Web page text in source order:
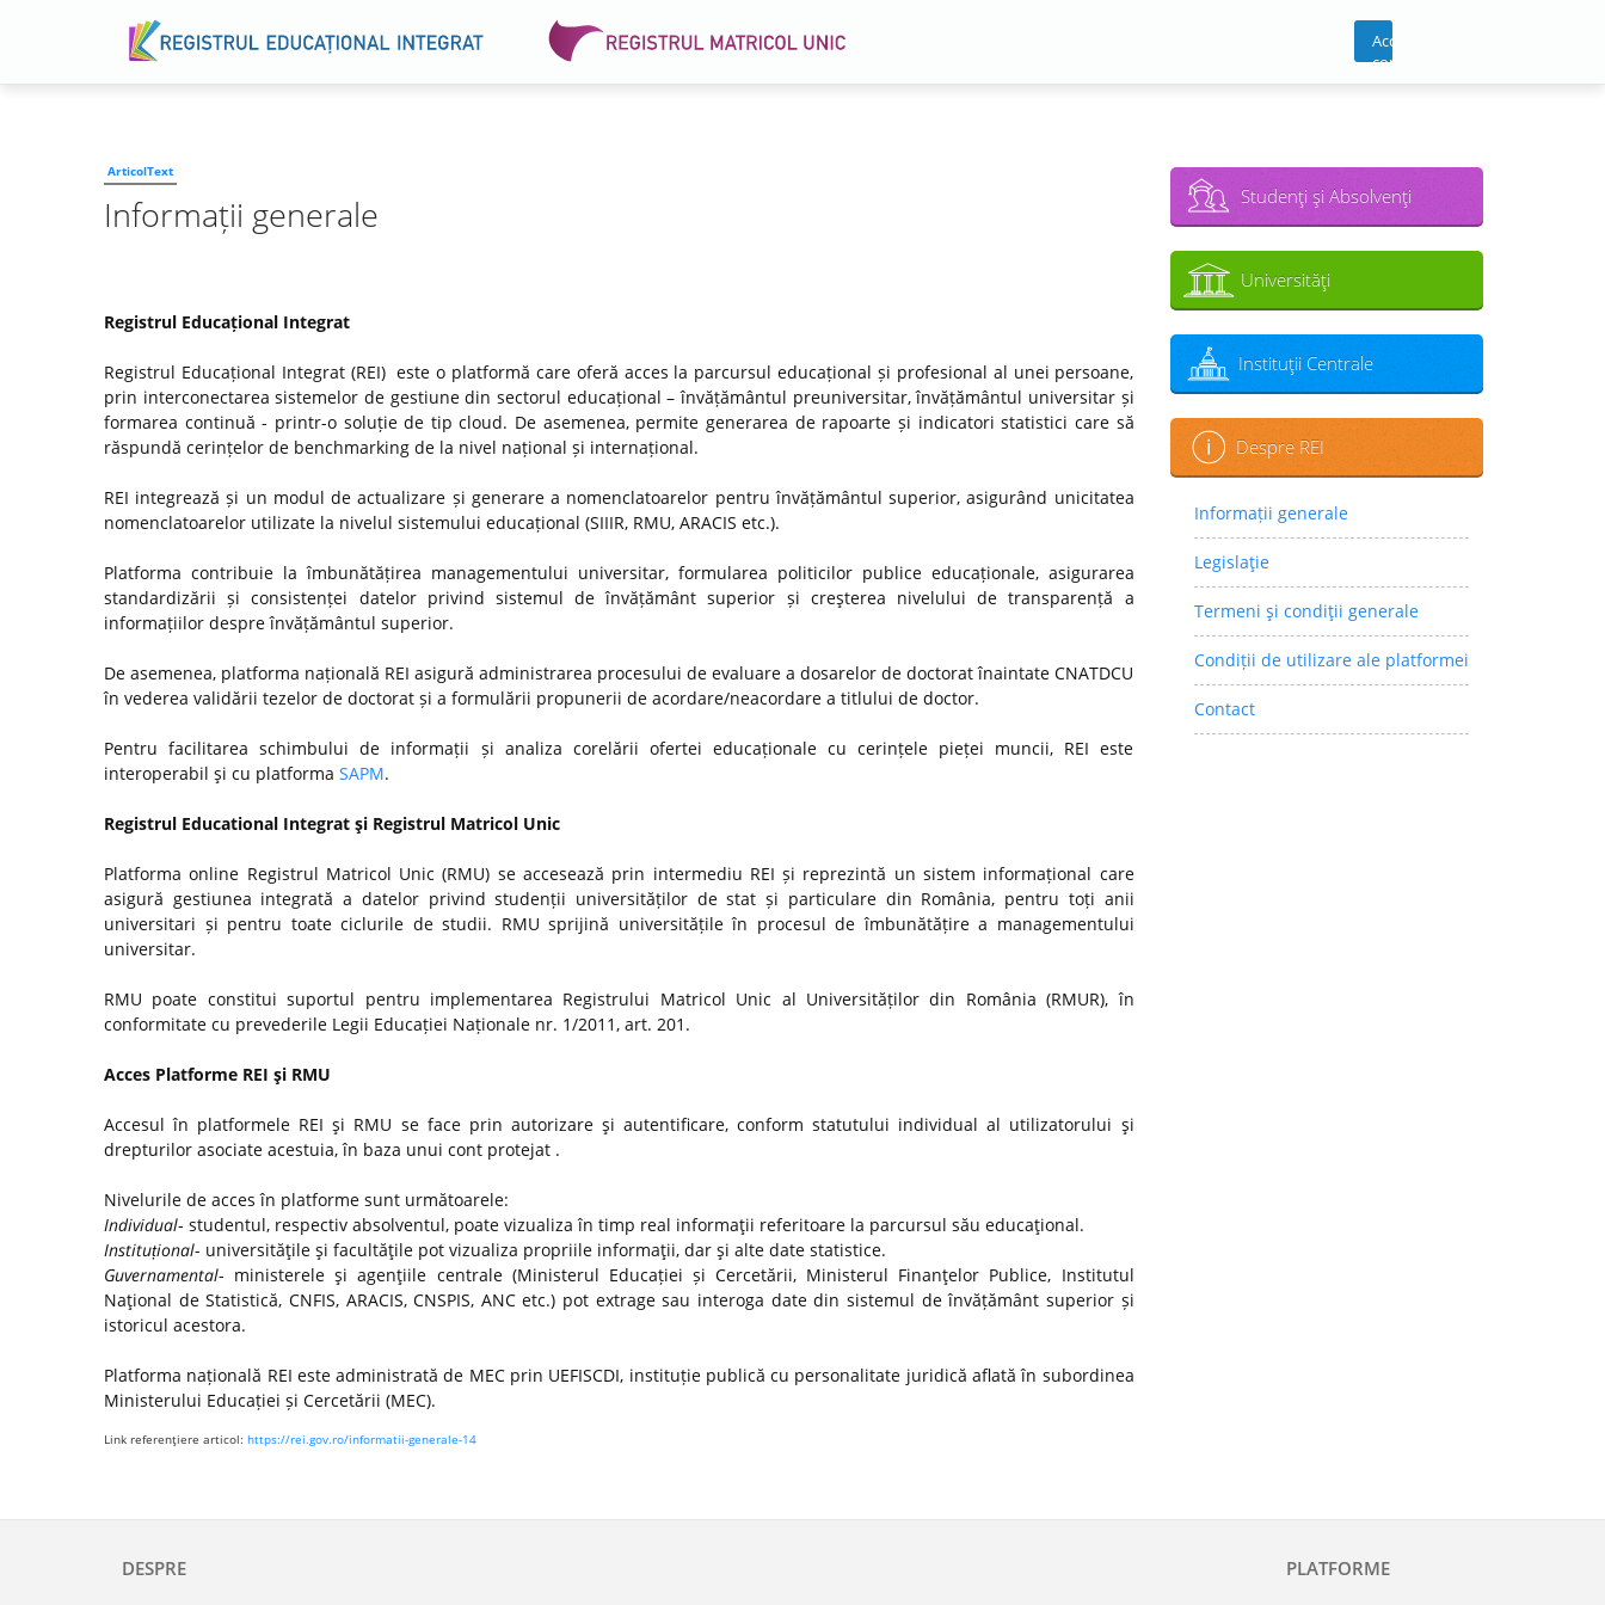
Acces
cont
ArticolText
Informații generale
Registrul Educațional Integrat
Registrul Educațional Integrat (REI) este o platformă care oferă acces la parcursul educațional și profesional al unei persoane,
prin interconectarea sistemelor de gestiune din sectorul educațional – învățământul preuniversitar, învățământul universitar și
formarea continuă - printr-o soluție de tip cloud. De asemenea, permite generarea de rapoarte și indicatori statistici care să
răspundă cerințelor de benchmarking de la nivel național și internațional.
REI integrează și un modul de actualizare și generare a nomenclatoarelor pentru învățământul superior, asigurând unicitatea
nomenclatoarelor utilizate la nivelul sistemului educațional (SIIIR, RMU, ARACIS etc.).
Platforma contribuie la îmbunătățirea managementului universitar, formularea politicilor publice educaționale, asigurarea
standardizării și consistenței datelor privind sistemul de învățământ superior și creşterea nivelului de transparență a
informațiilor despre învățământul superior.
De asemenea, platforma națională REI asigură administrarea procesului de evaluare a dosarelor de doctorat înaintate CNATDCU
în vederea validării tezelor de doctorat și a formulării propunerii de acordare/neacordare a titlului de doctor.
Pentru facilitarea schimbului de informații și analiza corelării ofertei educaționale cu cerințele pieței muncii, REI este
interoperabil şi cu platforma SAPM.
Registrul Educational Integrat şi Registrul Matricol Unic
Platforma online Registrul Matricol Unic (RMU) se accesează prin intermediu REI și reprezintă un sistem informațional care
asigură gestiunea integrată a datelor privind studenții universităților de stat și particulare din România, pentru toți anii
universitari și pentru toate ciclurile de studii. RMU sprijină universitățile în procesul de îmbunătățire a managementului
universitar.
RMU poate constitui suportul pentru implementarea Registrului Matricol Unic al Universităților din România (RMUR), în
conformitate cu prevederile Legii Educației Naționale nr. 1/2011, art. 201.
Acces Platforme REI şi RMU
Accesul în platformele REI şi RMU se face prin autorizare şi autentificare, conform statutului individual al utilizatorului şi
drepturilor asociate acestuia, în baza unui cont protejat .
Nivelurile de acces în platforme sunt următoarele:
Individual- studentul, respectiv absolventul, poate vizualiza în timp real informaţii referitoare la parcursul său educaţional.
Instituțional- universităţile şi facultăţile pot vizualiza propriile informaţii, dar şi alte date statistice.
Guvernamental- ministerele şi agenţiile centrale (Ministerul Educației și Cercetării, Ministerul Finanţelor Publice, Institutul
Naţional de Statistică, CNFIS, ARACIS, CNSPIS, ANC etc.) pot extrage sau interoga date din sistemul de învățământ superior și
istoricul acestora.
Platforma națională REI este administrată de MEC prin UEFISCDI, instituție publică cu personalitate juridică aflată în subordinea
Ministerului Educației și Cercetării (MEC).
Link referenţiere articol: https://rei.gov.ro/informatii-generale-14
Studenţi şi Absolvenţi
Universităţi
Instituţii Centrale
Despre REI
Informații generale
Legislaţie
Termeni şi condiţii generale
Condiții de utilizare ale platformei
Contact
DESPRE PLATFORME